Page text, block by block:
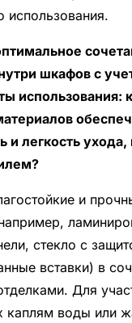
использования.
шкафов с
использования:
и легкость
и
стекло с
вставки) в
Для
каплям воды или